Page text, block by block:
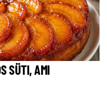
SÜTI, AMI